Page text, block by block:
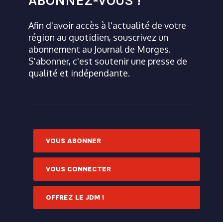
Afin d'avoir accès à l'actualité de votre
région au quotidien, souscrivez un
abonnement au Journal de Morges.
S'abonner, c'est soutenir une presse de
qualité et indépendante.
VOUS ABONNER
VOUS CONNECTER
OFFREZ LE JDM !